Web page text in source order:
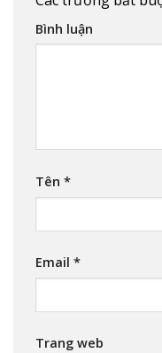
Bình luận
Tên *
Email *
Trang web